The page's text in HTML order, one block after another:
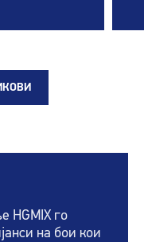
HGMIX го
на бои кои